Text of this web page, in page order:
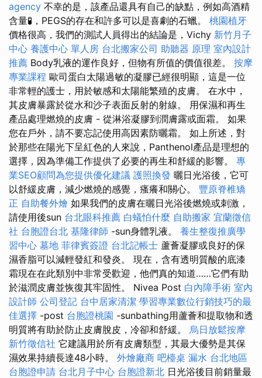
agency 不幸的是，該產品還具有自己的缺點，例如高酒精
含量🧪，PEGS的存在和許多可以是喜劇的石蠟。 桃園植牙
價格很高，我們的測試人員得出的結論是，Vichy 新竹月子
中心 養護中心 單人房 台北搬家公司 助聽器 原理 室內設計
推薦 Body乳液的運作良好，但物有所值的價值很差。 按摩
專業課程 歐司蛋白太陽過敏的凝膠已經很明顯，這是一位
非常輕的護士，用於敏感和太陽能繁殖的皮膚。 在水中，
其皮膚暴露於從水和沙子表面反射的射線。 用保濕和再生
產品處理燃燒的皮膚 - 從淋浴凝膠到潤膚露或面霜。 如果
您在戶外，請不要忘記使用高因素防曬霜。 如上所述，對
於那些在陽光下呈紅色的人來說，Panthenol產品是理想的
選擇，因為準備工作提供了必要的再生和舒緩的影響。 專
業SEO顧問為您提供優化建議 護照換發 曬日光浴後，它可
以舒緩皮膚，減少燃燒的感覺，瘙癢和關心。 豐原脊椎矯
正 自助餐外燴 如果我們的皮膚在曬日光浴後燃燒或刺激，
請使用後sun 台北眼科推薦 白蟻怕什麼 自助搬家 宜蘭徵信
社 台胞證台北 基隆律師 -sun身體乳液。 養生整復推廣學
習中心 墓地 菲律賓簽證 台北記帳士 蘆薈凝膠或良好的保
濕香脂可以減輕發紅和發炎。 現在，含有透明質酸的底漆
霜現在在此類別中非常受歡迎，他們真的知道……它們有助
於滋潤皮膚並恢復其牢固性。 Nivea Post 白內障手術 室內
設計師 公司登記 台中居家清潔 學習專業數位行銷技巧的最
佳選擇 -post 台胞證桃園 -sunbathing用蘆薈和提取物和透
明質將有助於防止皮膚脫皮，冷卻和舒緩。 烏日放鬆按摩
新竹徵信社 它建議用於所有皮膚類型，其最大優勢是其保
濕效果持續長達48小時。 外燴廠商 吧檯桌 漏水 台北地區
台胞證申請 台北月子中心 台胞證新北 日光浴後目前銷量最